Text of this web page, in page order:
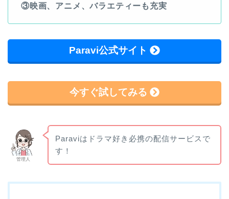
③映画、アニメ、バラエティーも充実
Paravi公式サイト
今すぐ試してみる
管理人
Paraviはドラマ好き必携の配信サービスで
す！